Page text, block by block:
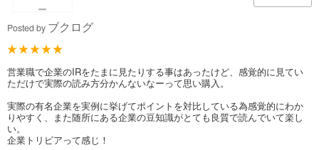
Posted by ブクログ
営業職で企業のIRをたまに見たりする事はあったけど、感覚的に見てい
ただけで実際の読み方分かんないなーって思い購入。
実際の有名企業を実例に挙げてポイントを対比している為感覚的にわか
りやすく、また随所にある企業の豆知識がとても良質で読んでいて楽し
い。
企業トリビアって感じ！